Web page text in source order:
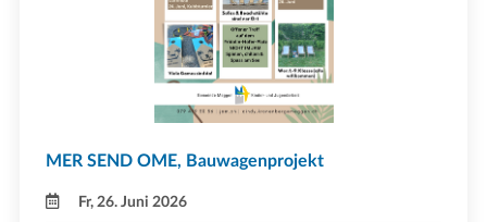
MER SEND OME, Bauwagenprojekt
Fr, 26. Juni 2026